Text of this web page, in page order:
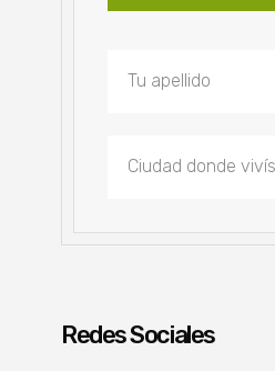
Redes Sociales